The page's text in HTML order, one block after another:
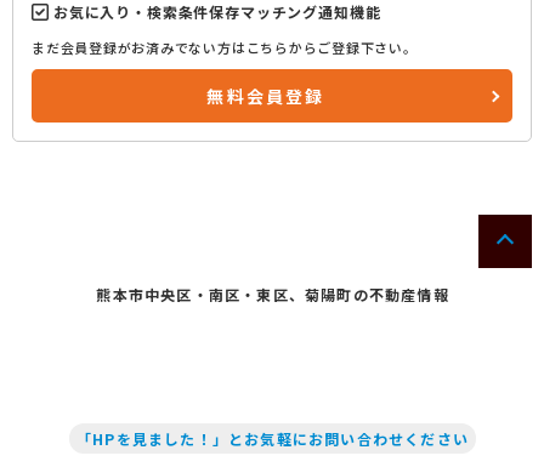
お気に入り・検索条件保存マッチング通知機能
まだ会員登録がお済みでない方はこちらからご登録下さい。
無料会員登録
熊本市中央区・南区・東区、菊陽町の不動産情報
「HPを見ました！」とお気軽にお問い合わせください